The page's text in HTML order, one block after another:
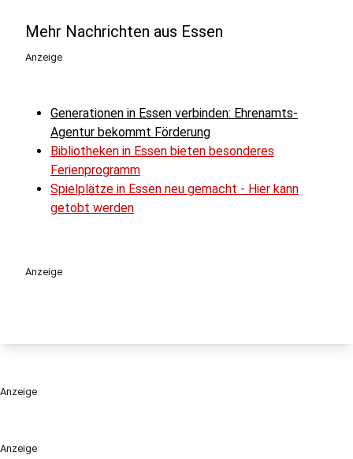
Anzeige
Mehr Nachrichten aus Essen
Anzeige
Generationen in Essen verbinden: Ehrenamts-
Agentur bekommt Förderung
Bibliotheken in Essen bieten besonderes
Ferienprogramm
Spielplätze in Essen neu gemacht - Hier kann
getobt werden
Anzeige
Anzeige